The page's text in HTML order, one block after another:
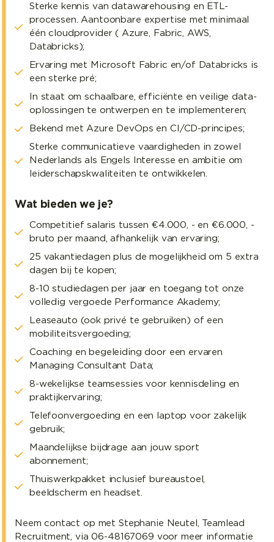
Sterke kennis van datawarehousing en ETL-
processen. Aantoonbare expertise met minimaal
één cloudprovider ( Azure, Fabric, AWS,
Databricks);
Ervaring met Microsoft Fabric en/of Databricks is
een sterke pré;
In staat om schaalbare, efficiënte en veilige data-
oplossingen te ontwerpen en te implementeren;
Bekend met Azure DevOps en CI/CD-principes;
Sterke communicatieve vaardigheden in zowel
Nederlands als Engels Interesse en ambitie om
leiderschapskwaliteiten te ontwikkelen.
Wat bieden we je?
Competitief salaris tussen €4.000, - en €6.000, -
bruto per maand, afhankelijk van ervaring;
25 vakantiedagen plus de mogelijkheid om 5 extra
dagen bij te kopen;
8-10 studiedagen per jaar en toegang tot onze
volledig vergoede Performance Akademy;
Leaseauto (ook privé te gebruiken) of een
mobiliteitsvergoeding;
Coaching en begeleiding door een ervaren
Managing Consultant Data;
8-wekelijkse teamsessies voor kennisdeling en
praktijkervaring;
Telefoonvergoeding en een laptop voor zakelijk
gebruik;
Maandelijkse bijdrage aan jouw sport
abonnement;
Thuiswerkpakket inclusief bureaustoel,
beeldscherm en headset.
Neem contact op met Stephanie Neutel, Teamlead
Recruitment, via 06-48167069 voor meer informatie